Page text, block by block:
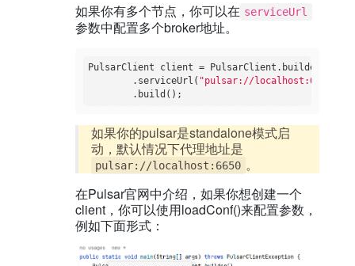
如果你有多个节点，你可以在 serviceUrl
参数中配置多个broker地址。
PulsarClient client = PulsarClient.builder()
        .serviceUrl(
"pulsar://
如果你的pulsar是standalone模式启
动，默认情况下代理地址是
pulsar://localhost:6650 。
在Pulsar官网中介绍，如果你想创建一个
client，你可以使用loadConf()来配置参数，
例如下面形式：